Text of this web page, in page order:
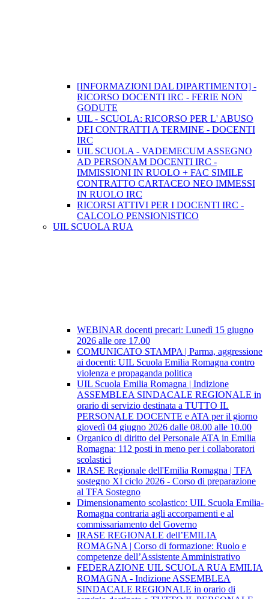
[INFORMAZIONI DAL DIPARTIMENTO] -
RICORSO DOCENTI IRC - FERIE NON
GODUTE
UIL - SCUOLA: RICORSO PER L' ABUSO
DEI CONTRATTI A TERMINE - DOCENTI
IRC
UIL SCUOLA - VADEMECUM ASSEGNO
AD PERSONAM DOCENTI IRC -
IMMISSIONI IN RUOLO + FAC SIMILE
CONTRATTO CARTACEO NEO IMMESSI
IN RUOLO IRC
RICORSI ATTIVI PER I DOCENTI IRC -
CALCOLO PENSIONISTICO
UIL SCUOLA RUA
WEBINAR docenti precari: Lunedì 15 giugno
2026 alle ore 17.00
COMUNICATO STAMPA | Parma, aggressione
ai docenti: UIL Scuola Emilia Romagna contro
violenza e propaganda politica
UIL Scuola Emilia Romagna | Indizione
ASSEMBLEA SINDACALE REGIONALE in
orario di servizio destinata a TUTTO IL
PERSONALE DOCENTE e ATA per il giorno
giovedì 04 giugno 2026 dalle 08.00 alle 10.00
Organico di diritto del Personale ATA in Emilia
Romagna: 112 posti in meno per i collaboratori
scolastici
IRASE Regionale dell'Emilia Romagna | TFA
sostegno XI ciclo 2026 - Corso di preparazione
al TFA Sostegno
Dimensionamento scolastico: UIL Scuola Emilia-
Romagna contraria agli accorpamenti e al
commissariamento del Governo
IRASE REGIONALE dell’EMILIA
ROMAGNA | Corso di formazione: Ruolo e
competenze dell’Assistente Amministrativo
FEDERAZIONE UIL SCUOLA RUA EMILIA
ROMAGNA - Indizione ASSEMBLEA
SINDACALE REGIONALE in orario di